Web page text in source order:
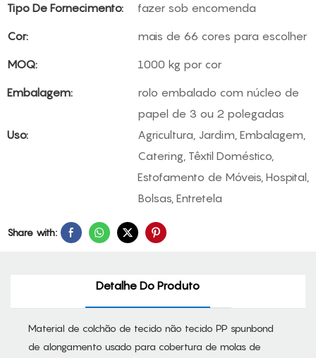
Tipo De Fornecimento:
fazer sob encomenda
Cor:
mais de 66 cores para escolher
MOQ:
1000 kg por cor
Embalagem:
rolo embalado com núcleo de
papel de 3 ou 2 polegadas
Uso:
Agricultura, Jardim, Embalagem,
Catering, Têxtil Doméstico,
Estofamento de Móveis, Hospital,
Bolsas, Entretela
Share with:
Detalhe Do Produto
Material de colchão de tecido não tecido PP spunbond
de alongamento usado para cobertura de molas de